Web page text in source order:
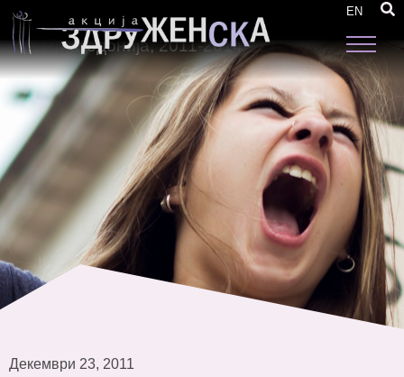
EN
Националната Стратегија за е-вклучување
на Р.Македонија, 2011-2014“
Декември 23, 2011